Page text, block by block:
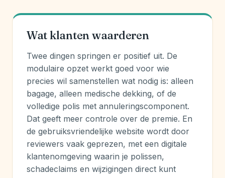
Wat klanten waarderen
Twee dingen springen er positief uit. De
modulaire opzet werkt goed voor wie
precies wil samenstellen wat nodig is: alleen
bagage, alleen medische dekking, of de
volledige polis met annuleringscomponent.
Dat geeft meer controle over de premie. En
de gebruiksvriendelijke website wordt door
reviewers vaak geprezen, met een digitale
klantenomgeving waarin je polissen,
schadeclaims en wijzigingen direct kunt